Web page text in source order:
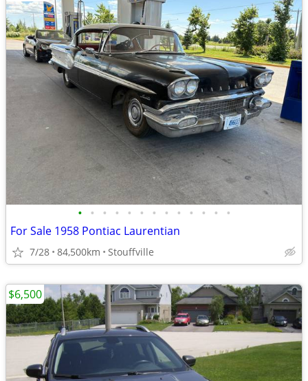
• • • • • • • • • • • • •
For Sale 1958 Pontiac Laurentian
7/28 84,500km Stouffville
$6,500